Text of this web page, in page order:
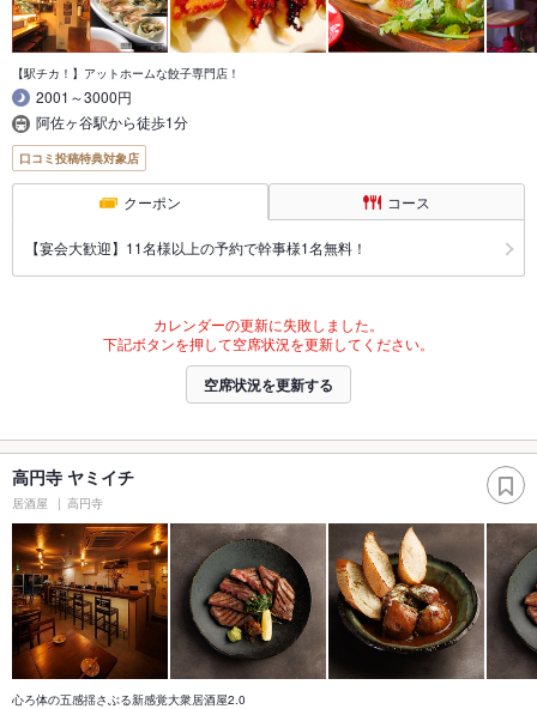
【駅チカ！】アットホームな餃子専門店！
2001～3000円
阿佐ヶ谷駅から徒歩1分
口コミ投稿特典対象店
クーポン コース
【宴会大歓迎】11名様以上の予約で幹事様1名無料！
カレンダーの更新に失敗しました。
下記ボタンを押して空席状況を更新してください。
空席状況を更新する
高円寺 ヤミイチ
居酒屋 高円寺
心ろ体の五感揺さぶる新感覚大衆居酒屋2.0